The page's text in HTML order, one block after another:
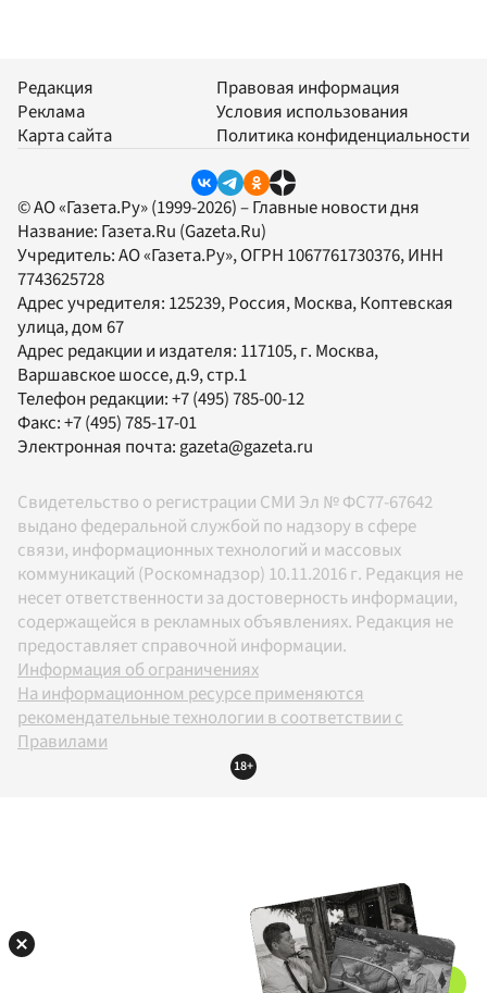
Редакция
Реклама
Карта сайта
Правовая информация
Условия использования
Политика конфиденциальности
© АО «Газета.Ру» (1999-2026) – Главные новости дня
Название: Газета.Ru (Gazeta.Ru)
Учредитель:АО «Газета.Ру», ОГРН 1067761730376, ИНН
7743625728
Адрес учредителя: 125239, Россия, Москва, Коптевская
улица, дом 67
Адрес редакции и издателя: 117105, г. Москва,
Варшавское шоссе, д.9, стр.1
Телефон редакции:+7 (495) 785-00-12
Факс:+7 (495) 785-17-01
Электронная почта: gazeta@gazeta.ru
Свидетельство о регистрации СМИ Эл № ФС77-67642
выдано федеральной службой по надзору в сфере
связи, информационных технологий и массовых
коммуникаций (Роскомнадзор) 10.11.2016 г. Редакция не
несет ответственности за достоверность информации,
содержащейся в рекламных объявлениях. Редакция не
предоставляет справочной информации.
Информация об ограничениях
На информационном ресурсе применяются
рекомендательные технологии в соответствии с
Правилами
18+